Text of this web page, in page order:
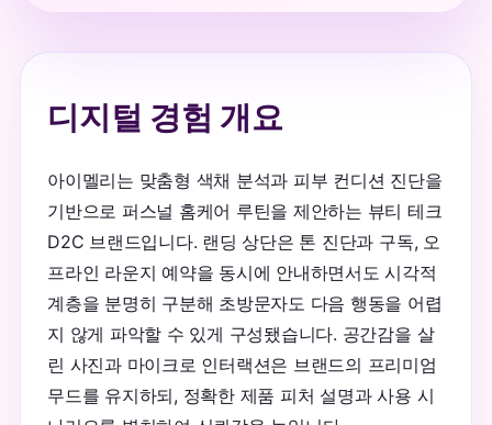
디지털 경험 개요
아이멜리는 맞춤형 색채 분석과 피부 컨디션 진단을
기반으로 퍼스널 홈케어 루틴을 제안하는 뷰티 테크
D2C 브랜드입니다. 랜딩 상단은 톤 진단과 구독, 오
프라인 라운지 예약을 동시에 안내하면서도 시각적
계층을 분명히 구분해 초방문자도 다음 행동을 어렵
지 않게 파악할 수 있게 구성됐습니다. 공간감을 살
린 사진과 마이크로 인터랙션은 브랜드의 프리미엄
무드를 유지하되, 정확한 제품 피처 설명과 사용 시